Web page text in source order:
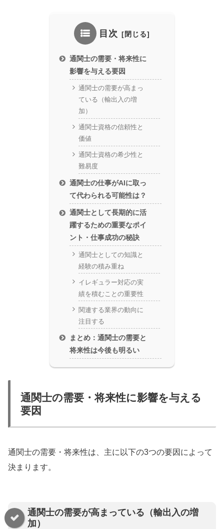
目次
通関士の需要・将来性に
影響を与える要因
通関士の需要が高まっ
ている（輸出入の増
加）
通関士資格の信頼性と
価値
通関士資格の希少性と
難易度
通関士の仕事がAIに取っ
て代わられる可能性は？
通関士として長期的に活
躍するための重要なポイ
ント・仕事成功の秘訣
通関士としての知識と
経験の積み重ね
イレギュラー対応の実
績を積むことの重要性
関連する業界の動向に
注目する
まとめ：通関士の需要と
将来性は今後も明るい
通関士の需要・将来性に影響を与える
要因
通関士の需要・将来性は、主に以下の3つの要因によって
決まります。
通関士の需要が高まっている（輸出入の増
加）